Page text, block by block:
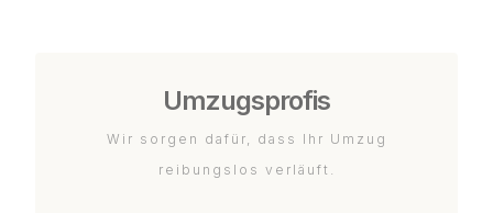
Umzugsprofis
Wir sorgen dafür, dass Ihr Umzug
reibungslos verläuft.